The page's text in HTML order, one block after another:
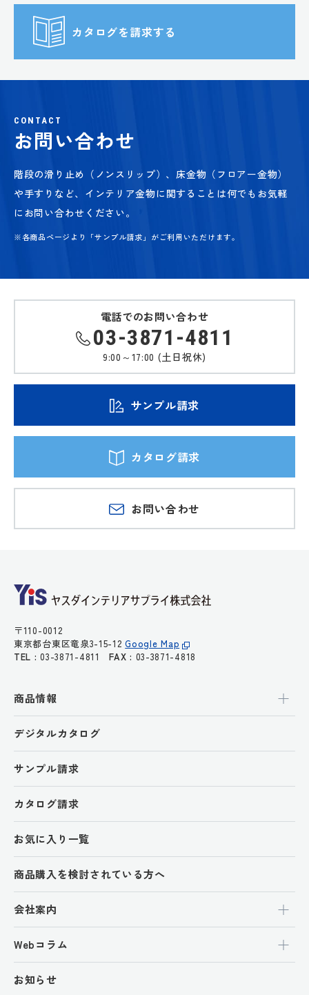
カタログを請求する
CONTACT
お問い合わせ
階段の滑り止め（ノンスリップ）、床金物（フロアー金物）
や手すりなど、 インテリア金物に関することは何でもお気軽
にお問い合わせください。
※各商品ページより「サンプル請求」がご利用いただけます。
電話でのお問い合わせ
03-3871-4811
9:00～17:00 (土日祝休)
サンプル請求
カタログ請求
お問い合わせ
〒110-0012
東京都台東区竜泉3-15-12Google Map
TEL : 03-3871-4811FAX : 03-3871-4818
商品情報
デジタルカタログ
サンプル請求
カタログ請求
お気に入り一覧
商品購入を検討されている方へ
会社案内
Webコラム
お知らせ